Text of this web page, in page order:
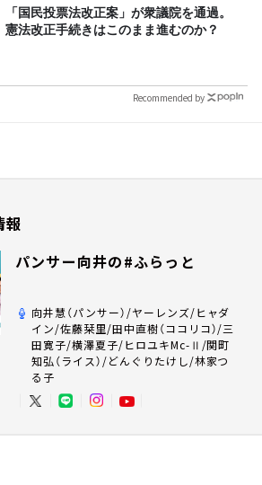
「国民投票法改正案」が衆議院を通過。
憲法改正手続きはこのまま進むのか？
Recommended by
報
パンサー向井の#ふらっと
向井慧（パンサー）/ヤーレンズ/ヒャダ
イン/佐藤栞里/田中直樹（ココリコ）/三
田寛子/横澤夏子/ヒロユキMc-Ⅱ/関町
知弘（ライス）/どんぐりたけし/林家つ
る子